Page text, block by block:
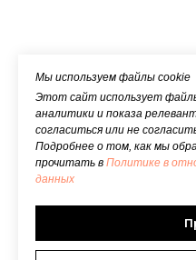
Мы используем файлы cookie
Этот сайт использует
аналитики и показа
согласиться или не
Подробнее о том, как мы
прочитать в Политике в
данных